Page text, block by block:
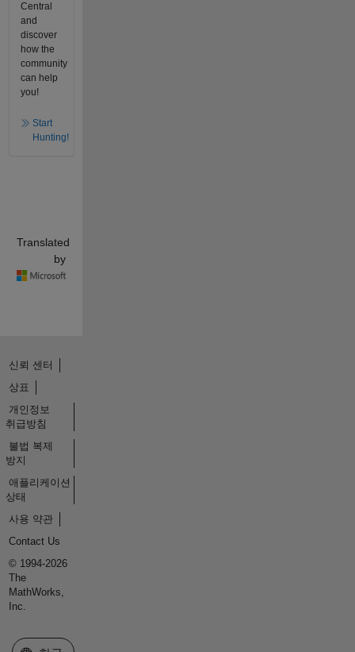
Central
and
discover
how the
community
can help
you!
Start
Hunting!
Translated
by
신뢰 센터
상표
개인정보
취급방침
불법 복제
방지
애플리케이션
상태
사용 약관
Contact Us
© 1994-2026
The
MathWorks,
Inc.